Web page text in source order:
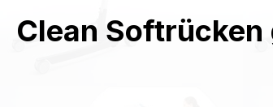
Clean Softrücken